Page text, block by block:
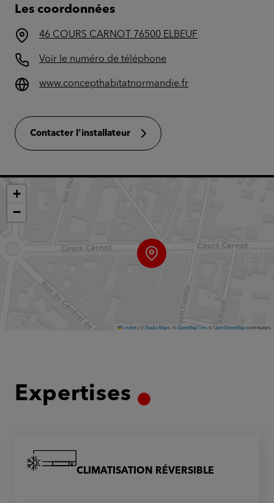
Les coordonnées
46 COURS CARNOT 76500 ELBEUF
Voir le numéro de téléphone
www.concepthabitatnormandie.fr
Contacter l'installateur
+
−
Leaflet| ©Stadia Maps , ©OpenMapTiles©OpenStreetMapcontributors
Expertises
CLIMATISATION RÉVERSIBLE